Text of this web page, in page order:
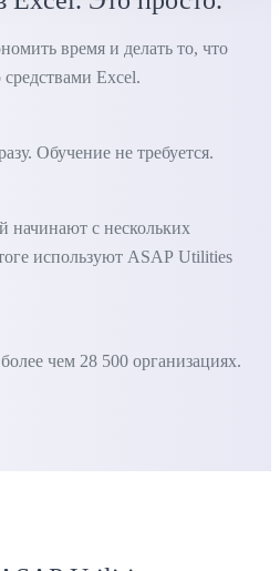
время и делать то, что
Excel.
Обучение не требуется.
начинают с нескольких
используют ASAP Utilities
чем 28 500 организациях.